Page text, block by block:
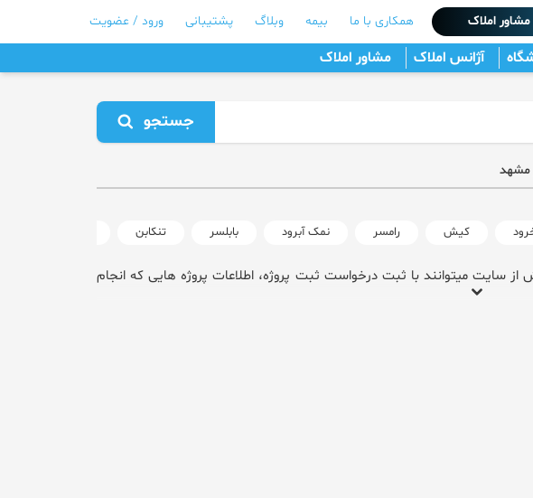
مشاور املاک همکاری با ما بیمه وبلاگ پشتیبانی ورود / عضویت
آژانس املاک مشاور املاک
جستجو
مشهد
کیش رامسر نمک آبرود بابلسر تنکابن
سایت میتوانند با ثبت درخواست ثبت پروژه، اطلاعات پروژه هایی که انجام